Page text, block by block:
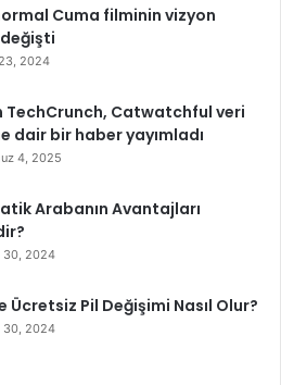
Cuma filminin vizyon
2024
TechCrunch, Catwatchful veri
dair bir haber yayımladı
4, 2025
Arabanın Avantajları
30, 2024
Ücretsiz Pil Değişimi Nasıl Olur?
30, 2024